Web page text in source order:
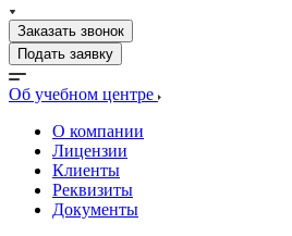
Заказать звонок
Подать заявку
Об учебном центре
О компании
Лицензии
Клиенты
Реквизиты
Документы